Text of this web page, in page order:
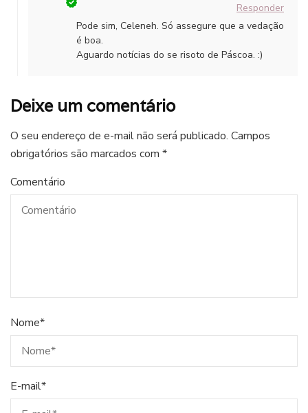
Responder
Pode sim, Celeneh. Só assegure que a vedação
é boa.
Aguardo notícias do se risoto de Páscoa. :)
Deixe um comentário
O seu endereço de e-mail não será publicado. Campos
obrigatórios são marcados com *
Comentário
Nome*
E-mail*